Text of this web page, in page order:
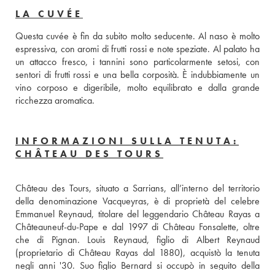
LA CUVÉE
Questa cuvée è fin da subito molto seducente. Al naso è molto
espressiva, con aromi di frutti rossi e note speziate. Al palato ha
un attacco fresco, i tannini sono particolarmente setosi, con
sentori di frutti rossi e una bella corposità. È indubbiamente un
vino corposo e digeribile, molto equilibrato e dalla grande
ricchezza aromatica.
INFORMAZIONI SULLA TENUTA:
CHÂTEAU DES TOURS
Château des Tours, situato a Sarrians, all’interno del territorio
della denominazione Vacqueyras, è di proprietà del celebre
Emmanuel Reynaud, titolare del leggendario Château Rayas a
Châteauneuf-du-Pape e dal 1997 di Château Fonsalette, oltre
che di Pignan. Louis Reynaud, figlio di Albert Reynaud
(proprietario di Château Rayas dal 1880), acquistò la tenuta
negli anni '30. Suo figlio Bernard si occupò in seguito della